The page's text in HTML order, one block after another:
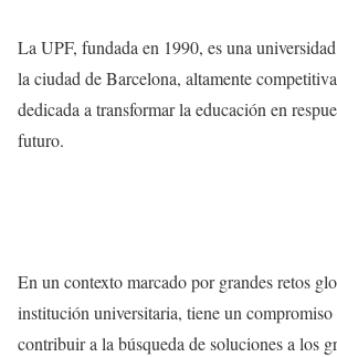
La UPF, fundada en 1990, es una
la ciudad de Barcelona, altamente
dedicada a transformar la educación en
futuro.
En un contexto marcado por grandes retos
institución universitaria, tiene un
contribuir a la búsqueda de soluciones a los